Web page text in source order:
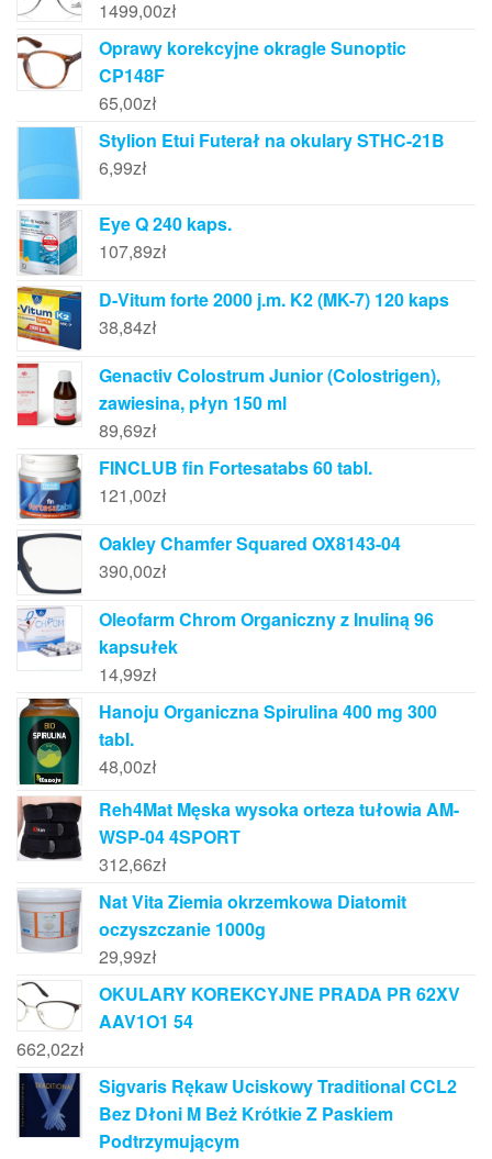
1499,00zł
Oprawy korekcyjne okragle Sunoptic
CP148F
65,00zł
Stylion Etui Futerał na okulary STHC-21B
6,99zł
Eye Q 240 kaps.
107,89zł
D-Vitum forte 2000 j.m. K2 (MK-7) 120 kaps
38,84zł
Genactiv Colostrum Junior (Colostrigen),
zawiesina, płyn 150 ml
89,69zł
FINCLUB fin Fortesatabs 60 tabl.
121,00zł
Oakley Chamfer Squared OX8143-04
390,00zł
Oleofarm Chrom Organiczny z Inuliną 96
kapsułek
14,99zł
Hanoju Organiczna Spirulina 400 mg 300
tabl.
48,00zł
Reh4Mat Męska wysoka orteza tułowia AM-
WSP-04 4SPORT
312,66zł
Nat Vita Ziemia okrzemkowa Diatomit
oczyszczanie 1000g
29,99zł
OKULARY KOREKCYJNE PRADA PR 62XV
AAV1O1 54
662,02zł
Sigvaris Rękaw Uciskowy Traditional CCL2
Bez Dłoni M Beż Krótkie Z Paskiem
Podtrzymującym